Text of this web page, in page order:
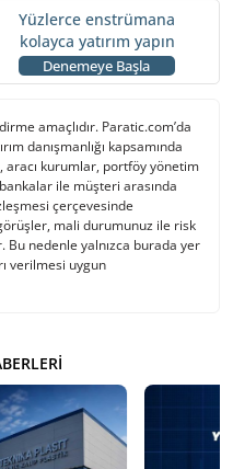
Yüzlerce enstrümana
kolayca yatırım yapın
Denemeye Başla
amaçlıdır. Paratic.com’da
danışmanlığı kapsamında
aracı kurumlar, portföy yönetim
ile müşteri arasında
çerçevesinde
mali durumunuz ile risk
nedenle yalnızca burada yer
verilmesi uygun